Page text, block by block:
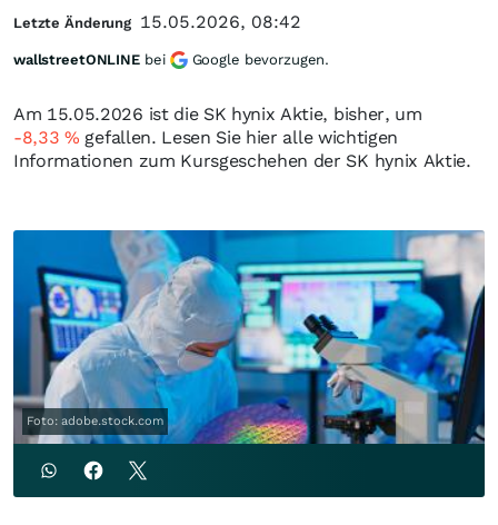
Am 15.05.2026 ist die SK hynix Aktie, bisher, um
-8,33% gefallen. Lesen Sie hier alle wichtigen
Informationen zum Kursgeschehen der SK hynix Aktie.
Foto: adobe.stock.com
Letzte Änderung 15.05.2026, 08:42
wallstreetONLINE bei Google bevorzugen.